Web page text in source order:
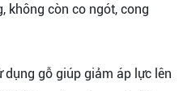
không còn co ngót, cong
dụng gỗ giúp giảm áp lực lên